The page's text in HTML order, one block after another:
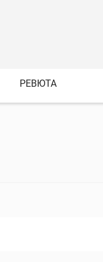
РЕВЮТА